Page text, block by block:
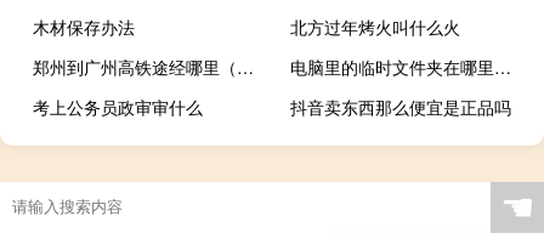
木材保存办法
北方过年烤火叫什么火
郑州到广州高铁途经哪里（郑州到广州高铁）
电脑里的临时文件夹在哪里（ie临时文件夹在哪）
考上公务员政审审什么
抖音卖东西那么便宜是正品吗
☚